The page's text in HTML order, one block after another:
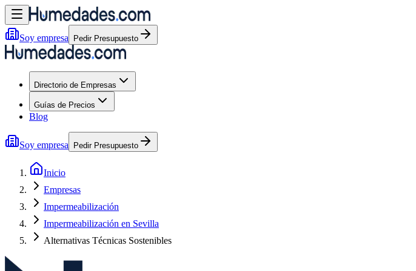
Soy empresa Pedir Presupuesto
Directorio de Empresas
Guías de Precios
Blog
Soy empresa Pedir Presupuesto
Inicio
Empresas
Impermeabilización
Impermeabilización en Sevilla
Alternativas Técnicas Sostenibles